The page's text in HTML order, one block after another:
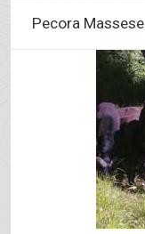
Pecora Massese